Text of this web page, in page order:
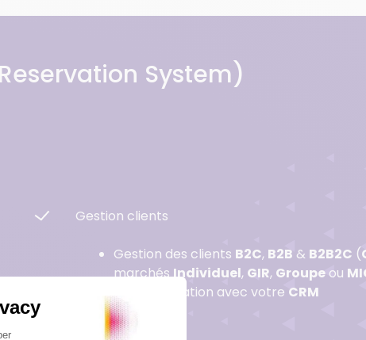
System)
Gestion clients
Gestion des clients B2C, B2B & B2B2C (
marchésIndividuel, GIR, Groupeou
Synchronisation avec votre CRM